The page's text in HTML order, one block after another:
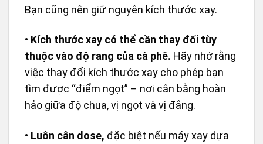
Bạn cũng nên giữ nguyên kích thước xay.
• Kích thước xay có thể cần thay đổi tùy
thuộc vào độ rang của cà phê. Hãy nhớ rằng
việc thay đổi kích thước xay cho phép bạn
tìm được “điểm ngọt” – nơi cân bằng hoàn
hảo giữa độ chua, vị ngọt và vị đắng.
• Luôn cân dose, đặc biệt nếu máy xay dựa